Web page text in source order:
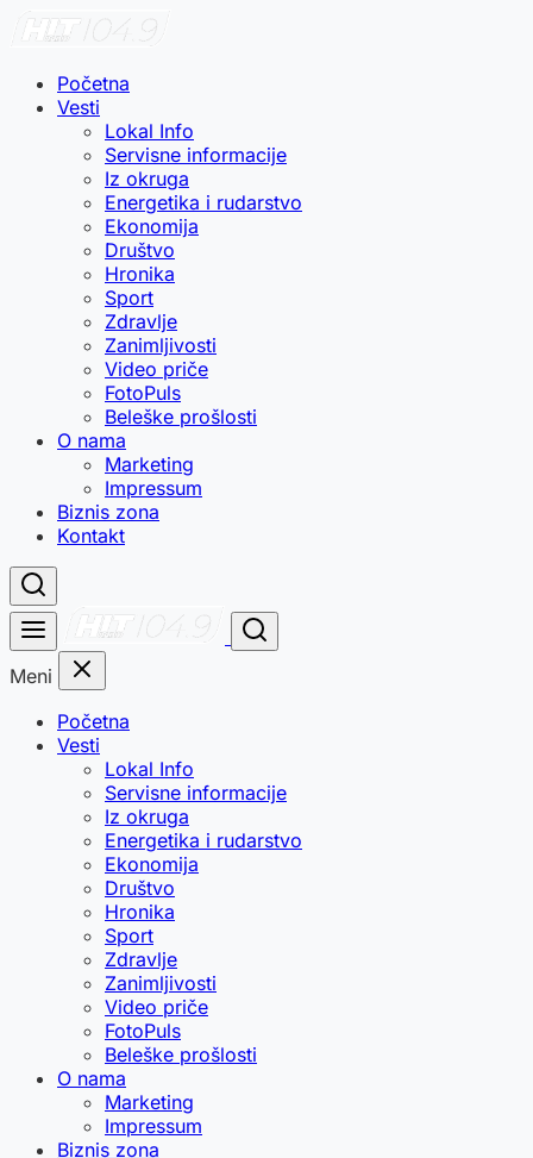
Početna
Vesti
Lokal Info
Servisne informacije
Iz okruga
Energetika i rudarstvo
Ekonomija
Društvo
Hronika
Sport
Zdravlje
Zanimljivosti
Video priče
FotoPuls
Beleške prošlosti
O nama
Marketing
Impressum
Biznis zona
Kontakt
Meni
Početna
Vesti
Lokal Info
Servisne informacije
Iz okruga
Energetika i rudarstvo
Ekonomija
Društvo
Hronika
Sport
Zdravlje
Zanimljivosti
Video priče
FotoPuls
Beleške prošlosti
O nama
Marketing
Impressum
Biznis zona